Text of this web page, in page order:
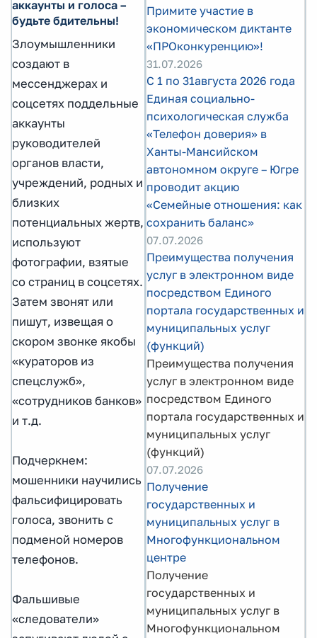
аккаунты и голоса –
будьте бдительны!
Злоумышленники
создают в
мессенджерах и
соцсетях поддельные
аккаунты
руководителей
органов власти,
учреждений, родных и
близких
потенциальных жертв,
используют
фотографии, взятые
со страниц в соцсетях.
Затем звонят или
пишут, извещая о
скором звонке якобы
«кураторов из
спецслужб»,
«сотрудников банков»
и т.д.
Подчеркнем:
мошенники научились
фальсифицировать
голоса, звонить с
подменой номеров
телефонов.
Фальшивые
«следователи»
Примите участие в
экономическом диктанте
«ПРОконкуренцию»!
31.07.2026
С 1 по 31августа 2026 года
Единая социально-
психологическая служба
«Телефон доверия» в
Ханты-Мансийском
автономном округе – Югре
проводит акцию
«Семейные отношения: как
сохранить баланс»
07.07.2026
Преимущества получения
услуг в электронном виде
посредством Единого
портала государственных и
муниципальных услуг
(функций)
Преимущества получения
услуг в электронном виде
посредством Единого
портала государственных и
муниципальных услуг
(функций)
07.07.2026
Получение
государственных и
муниципальных услуг в
Многофункциональном
центре
Получение
государственных и
муниципальных услуг в
Многофункциональном